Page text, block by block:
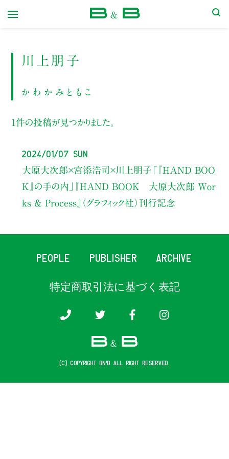
川上朋子
かわかみともこ
1件の投稿が見つかりました。
2024/01/07 Sun
大原大次郎×宮添浩司×川上朋子 「『HAND BOO
K』の手の内」
『HAND BOOK 大原大次郎 Wor
ks & Process』（グラフィック社）刊行記念
PEOPLE PUBLISHER ARCHIVE
特定商取引法に基づく表記
(c) COPYRIGHT B&B ALL RIGHT RESERVED.